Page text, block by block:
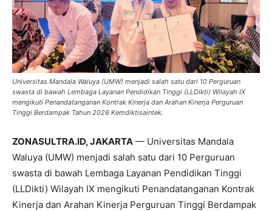
Universitas Mandala Waluya (UMW) menjadi salah satu dari 10 Perguruan
swasta di bawah Lembaga Layanan Pendidikan Tinggi (LLDikti) Wilayah IX
mengikuti Penandatanganan Kontrak Kinerja dan Arahan Kinerja Perguruan
Tinggi Berdampak Tahun 2026 Kemdiktisaintek.
ZONASULTRA.ID, JAKARTA — Universitas Mandala
Waluya (UMW) menjadi salah satu dari 10 Perguruan
swasta di bawah Lembaga Layanan Pendidikan Tinggi
(LLDikti) Wilayah IX mengikuti Penandatanganan Kontrak
Kinerja dan Arahan Kinerja Perguruan Tinggi Berdampak